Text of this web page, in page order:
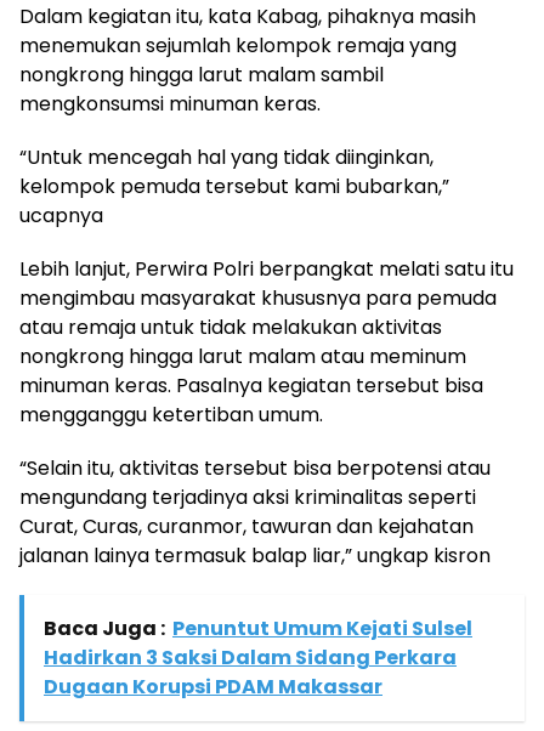
Dalam kegiatan itu, kata Kabag, pihaknya masih
menemukan sejumlah kelompok remaja yang
nongkrong hingga larut malam sambil
mengkonsumsi minuman keras.
“Untuk mencegah hal yang tidak diinginkan,
kelompok pemuda tersebut kami bubarkan,”
ucapnya
Lebih lanjut, Perwira Polri berpangkat melati satu itu
mengimbau masyarakat khususnya para pemuda
atau remaja untuk tidak melakukan aktivitas
nongkrong hingga larut malam atau meminum
minuman keras. Pasalnya kegiatan tersebut bisa
mengganggu ketertiban umum.
“Selain itu, aktivitas tersebut bisa berpotensi atau
mengundang terjadinya aksi kriminalitas seperti
Curat, Curas, curanmor, tawuran dan kejahatan
jalanan lainya termasuk balap liar,” ungkap kisron
Baca Juga : Penuntut Umum Kejati Sulsel
Hadirkan 3 Saksi Dalam Sidang Perkara
Dugaan Korupsi PDAM Makassar